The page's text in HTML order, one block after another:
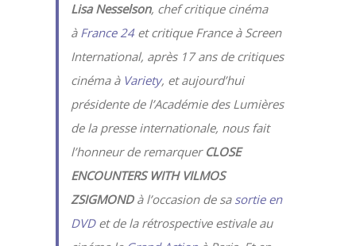
Lisa Nesselson, chef critique cinéma
à France 24et critique France à Screen
International, après 17 ans de critiques
cinéma à Variety, et aujourd’hui
présidente de l’Académie des Lumières
de la presse internationale, nous fait
l’honneur de remarquer CLOSE
ENCOUNTERS WITH VILMOS
ZSIGMONDà l’occasion de sa sortie en
DVDet de la rétrospective estivale au